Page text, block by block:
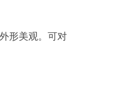
形美观。可对